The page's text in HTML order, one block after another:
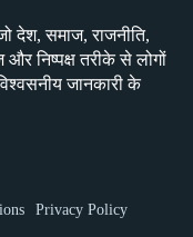
देश, समाज, राजनीति,
निष्पक्ष तरीके से लोगों
जानकारी के
Privacy Policy